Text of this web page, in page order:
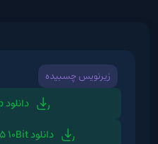
زیرنویس چسبیده
دانلود Bluray 1080p
دانلود Bluray 1080p X265 10Bit